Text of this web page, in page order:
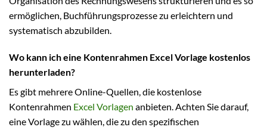
ermöglichen, Buchführungsprozesse zu erleichtern und
systematisch abzubilden.
Wo kann ich eine Kontenrahmen Excel Vorlage kostenlos
herunterladen?
Es gibt mehrere Online-Quellen, die kostenlose
Kontenrahmen Excel Vorlagen anbieten. Achten Sie darauf,
eine Vorlage zu wählen, die zu den spezifischen